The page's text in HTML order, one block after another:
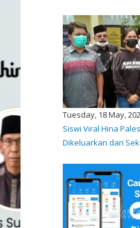
Tuesday, 18 May,
Siswi Viral Hina
Dikeluarkan dari